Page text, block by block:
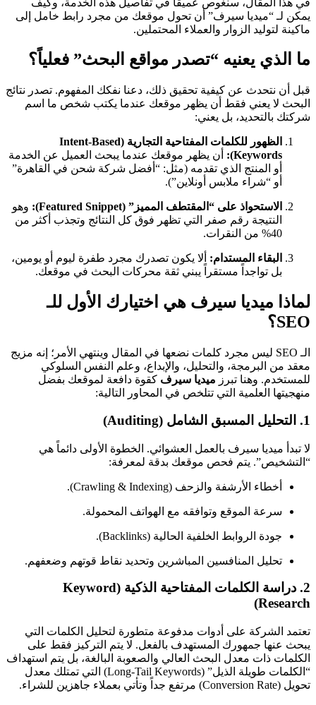
يمكن لـ “ميديا سيرف” أن تحول موقعك من مجرد رابط خامل إلى
ماكينة لتوليد الزوار والعملاء المحتملين.
ما الذي يعنيه “تصدر مواقع البحث” فعلياً؟
قبل أن نتحدث عن كيفية تحقيق ذلك، دعنا نفكك المفهوم. تصدر نتائج
البحث لا يعني فقط أن يظهر موقعك عندما يكتب شخص ما اسم
شركتك بالتحديد، بل يعني:
الظهور للكلمات المفتاحية التجارية (Intent-Based
Keywords):
أن يظهر موقعك عندما يبحث العميل عن الخدمة
أو المنتج الذي تقدمه (مثل: “أفضل شركة شحن في القاهرة”
أو “شراء ملابس أونلاين”).
الاستحواذ على “المقتطف المميز” (Featured Snippet):
وهو
النتيجة رقم صفر التي تظهر فوق كل النتائج وتجذب أكثر من
40% من النقرات.
البقاء المستدام: ألا يكون تصدرك مجرد طفرة ليوم أو يومين،
بل تواجداً مستقراً يبني ثقة محركات البحث في موقعك.
لماذا ميديا سيرف هي اختيارك الأول للـ
SEO؟
الـ SEO ليس مجرد كلمات نضعها في المقال وينتهي الأمر؛ إنه مزيج
معقد من البرمجة، والتحليل، والإبداع، وعلم النفس السلوكي
للمستخدم. وهنا تبرز ميديا سيرف كقوة دافعة لموقعك بفضل
منهجيتها العلمية التي تتلخص في المحاور التالية:
1. التحليل المسبق الشامل (Auditing)
لا تبدأ ميديا سيرف بالعمل العشوائي. الخطوة الأولى دائماً هي
“التشخيص”. يتم فحص موقعك بدقة لمعرفة:
أخطاء الأرشفة والزحف (Crawling & Indexing).
سرعة الموقع وتوافقه مع الهواتف المحمولة.
جودة الروابط الخلفية الحالية (Backlinks).
تحليل المنافسين المباشرين وتحديد نقاط قوتهم وضعفهم.
2. دراسة الكلمات المفتاحية الذكية (Keyword
Research)
تعتمد الشركة على أدوات مدفوعة متطورة لتحليل الكلمات التي
يبحث عنها جمهورك المستهدف بالفعل. لا يتم التركيز فقط على
الكلمات ذات معدل البحث العالي والصعوبة البالغة، بل يتم استهداف
“الكلمات طويلة الذيل” (Long-Tail Keywords) التي تمتلك معدل
تحويل (Conversion Rate) مرتفع جداً وتأتي بعملاء جاهزين للشراء.